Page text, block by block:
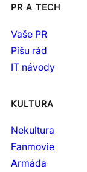
PR A TECH
Vaše PR
Píšu rád
IT návody
KULTURA
Nekultura
Fanmovie
Armáda